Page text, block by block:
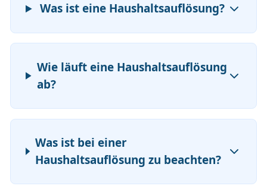
Was ist eine Haushaltsauflösung?
Wie läuft eine Haushaltsauflösung
ab?
Was ist bei einer
Haushaltsauflösung zu beachten?